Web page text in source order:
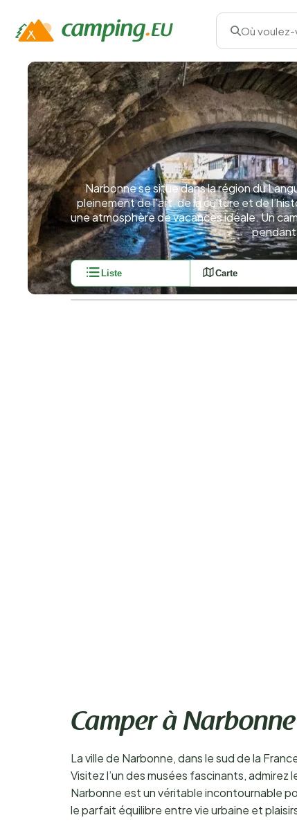
Où voulez-
Narbonne se situe dans la région du
pleinement de l’art, de la culture et de
une atmosphère de vacances idéale. Un
pendant
Liste Carte
Camper à Narbonne
La ville de Narbonne, dans le sud de la
Visitez l’un des musées fascinants,
Narbonne est un véritable incontournable
le parfait équilibre entre vie urbaine et